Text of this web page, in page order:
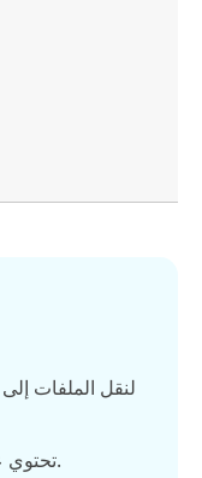
تحتوي على ميكروفونات استريو مدمجة.